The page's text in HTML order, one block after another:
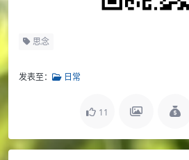
思念
发表至： 日常
11